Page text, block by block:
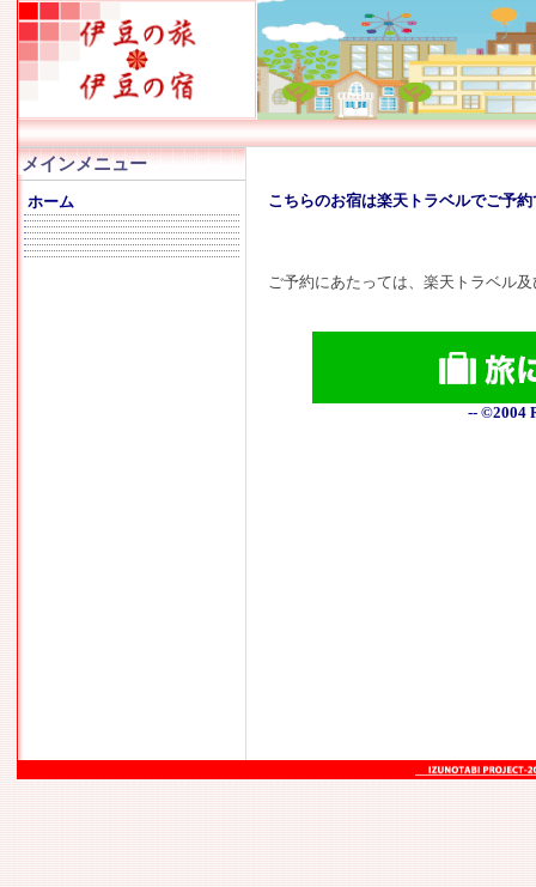
メインメニュー
ホーム こちらのお宿は楽天トラベルでご予
ご予約にあたっては、楽天トラベル
-- ©2004